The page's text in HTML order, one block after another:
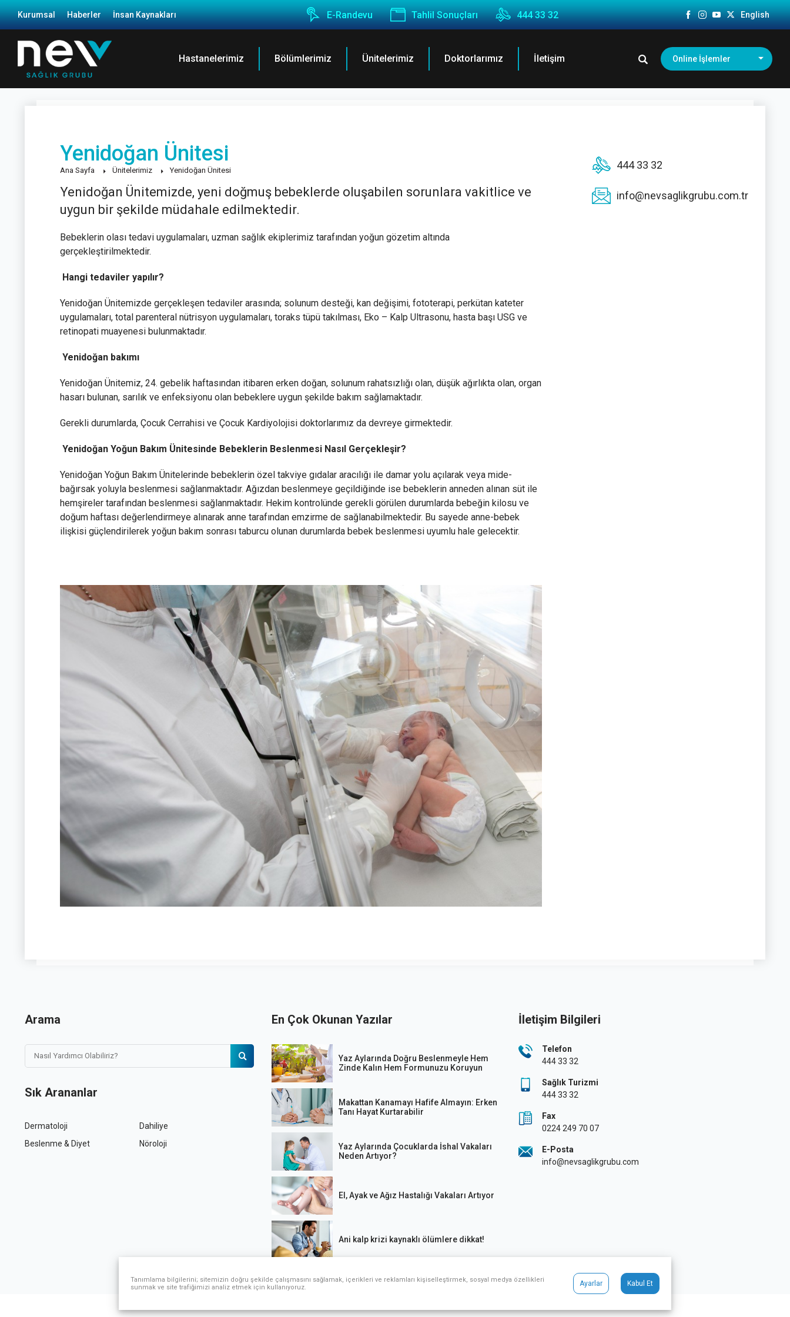
Kurumsal Haberler İnsan Kaynakları E-Randevu Tahlil Sonuçları 444 33 32 English
Hastanelerimiz Bölümlerimiz Ünitelerimiz Doktorlarımız İletişim Online İşlemler
Yenidoğan Ünitesi
Ana Sayfa Ünitelerimiz Yenidoğan Ünitesi
Yenidoğan Ünitemizde, yeni doğmuş bebeklerde oluşabilen sorunlara vakitlice ve
uygun bir şekilde müdahale edilmektedir.
Bebeklerin olası tedavi uygulamaları, uzman sağlık ekiplerimiz tarafından yoğun gözetim altında
gerçekleştirilmektedir.
Hangi tedaviler yapılır?
Yenidoğan Ünitemizde gerçekleşen tedaviler arasında; solunum desteği, kan değişimi, fototerapi, perkütan kateter
uygulamaları, total parenteral nütrisyon uygulamaları, toraks tüpü takılması, Eko – Kalp Ultrasonu, hasta başı USG ve
retinopati muayenesi bulunmaktadır.
Yenidoğan bakımı
Yenidoğan Ünitemiz, 24. gebelik haftasından itibaren erken doğan, solunum rahatsızlığı olan, düşük ağırlıkta olan, organ
hasarı bulunan, sarılık ve enfeksiyonu olan bebeklere uygun şekilde bakım sağlamaktadır.
Gerekli durumlarda, Çocuk Cerrahisi ve Çocuk Kardiyolojisi doktorlarımız da devreye girmektedir.
Yenidoğan Yoğun Bakım Ünitesinde Bebeklerin Beslenmesi Nasıl Gerçekleşir?
Yenidoğan Yoğun Bakım Ünitelerinde bebeklerin özel takviye gıdalar aracılığı ile damar yolu açılarak veya mide-
bağırsak yoluyla beslenmesi sağlanmaktadır. Ağızdan beslenmeye geçildiğinde ise bebeklerin anneden alınan süt ile
hemşireler tarafından beslenmesi sağlanmaktadır. Hekim kontrolünde gerekli görülen durumlarda bebeğin kilosu ve
doğum haftası değerlendirmeye alınarak anne tarafından emzirme de sağlanabilmektedir. Bu sayede anne-bebek
ilişkisi güçlendirilerek yoğun bakım sonrası taburcu olunan durumlarda bebek beslenmesi uyumlu hale gelecektir.
444 33 32
info@nevsaglikgrubu.com.tr
Arama
Sık Arananlar
Dermatoloji
Dahiliye
Beslenme & Diyet
Nöroloji
En Çok Okunan Yazılar
Yaz Aylarında Doğru Beslenmeyle Hem
Zinde Kalın Hem Formunuzu Koruyun
Makattan Kanamayı Hafife Almayın: Erken
Tanı Hayat Kurtarabilir
Yaz Aylarında Çocuklarda İshal Vakaları
Neden Artıyor?
El, Ayak ve Ağız Hastalığı Vakaları Artıyor
Ani kalp krizi kaynaklı ölümlere dikkat!
İletişim Bilgileri
Telefon
444 33 32
Sağlık Turizmi
444 33 32
Fax
0224 249 70 07
E-Posta
info@nevsaglikgrubu.com
Tanımlama bilgilerini; sitemizin doğru şekilde çalışmasını sağlamak, içerikleri ve reklamları kişiselleştirmek, sosyal medya özellikleri
sunmak ve site trafiğimizi analiz etmek için kullanıyoruz.
Ayarlar Kabul Et